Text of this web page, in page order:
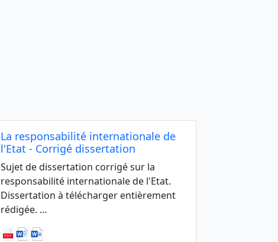
La responsabilité internationale de
l'Etat - Corrigé dissertation
Sujet de dissertation corrigé sur la
responsabilité internationale de l'Etat.
Dissertation à télécharger entièrement
rédigée. ...